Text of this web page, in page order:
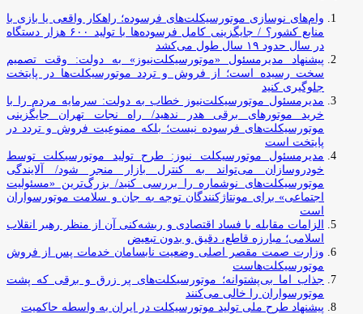
وام‌های نوسازی موتورسیکلت‌های فرسوده؛ راهکار واقعی یا بازی با
منابع کشور؟ / جایگزینی کامل فرسوده‌ها با تولید ۶۰۰ هزار دستگاه
در سال حدود ۱۹ سال طول می‌کشد
پیشنهاد مدیرمسئول «موتورسیکلت‌نیوز» به دولت: وقت تصمیم
سخت رسیده است؛ از فروش و تردد موتورسیکلت‌ها در پایتخت
جلوگیری کنید
مدیرمسئول موتورسیکلت‌نیوز خطاب به دولت: سرمایه مردم را با
خرید موتورهای برقی هدر ندهید/ راه نجات تهران جایگزینی
موتورسیکلت‌های فرسوده نیست؛ بلکه ممنوعیت فروش و تردد در
پایتخت است
مدیرمسئول موتورسیکلت نیوز: طرح تولید موتورسیکلت توسط
خودروسازان می‌تواند به کنترل بازار منجر شود/ آلایندگی
موتورسیکلت‌های نوشماره را بررسی کنید/ بزرگ‌ترین «مسئولیت
اجتماعی» برای مونتاژکنندگان توجه به جان و سلامت موتورسواران
است
الزامات مقابله با فساد اقتصادی و ریشه‌کنی آن از منظر رهبر انقلاب
اسلامی؛ مبارزه قاطع، دقیق و بدون تبعیض
وزارت صمت مقصر اصلی وضعیت نابسامان خدمات پس از فروش
موتورسیکلت‌هاست
جذاب اما بی‌پشتوانه؛ موتورسیکلت‌های پر زرق‌ و برقی که پشت
موتورسواران را خالی می‌کنند
پیشنهاد طرح ملی تولید موتورسیکلت در ایران به واسطه حاکمیت